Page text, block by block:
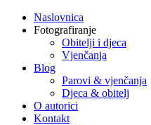
Naslovnica
Fotografiranje
Obitelji i djeca
Vjenčanja
Blog
Parovi & vjenčanja
Djeca & obitelj
O autorici
Kontakt